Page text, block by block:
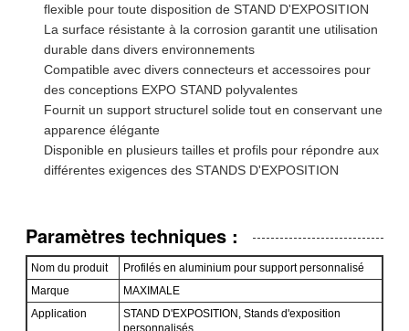
flexible pour toute disposition de STAND D'EXPOSITION
La surface résistante à la corrosion garantit une utilisation
durable dans divers environnements
Compatible avec divers connecteurs et accessoires pour
des conceptions EXPO STAND polyvalentes
Fournit un support structurel solide tout en conservant une
apparence élégante
Disponible en plusieurs tailles et profils pour répondre aux
différentes exigences des STANDS D'EXPOSITION
Paramètres techniques :
Nom du produit
Profilés en aluminium pour support personnalisé
Marque
MAXIMALE
Application
STAND D'EXPOSITION, Stands d'exposition
personnalisés